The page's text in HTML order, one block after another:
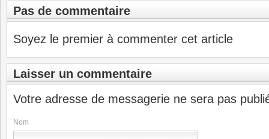
Pas de commentaire
Soyez le premier à commenter cet article
Laisser un commentaire
Votre adresse de messagerie ne sera pas
Nom